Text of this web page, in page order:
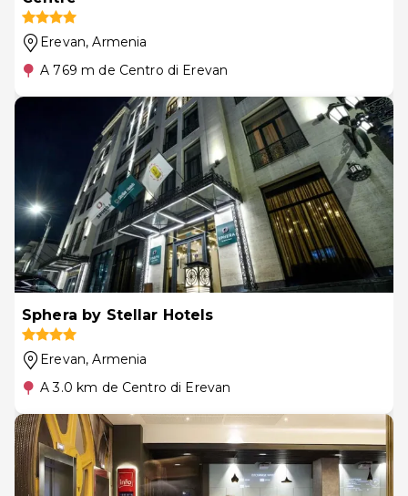
Erevan, Armenia
A 769 m de Centro di Erevan
Sphera by Stellar Hotels
Erevan, Armenia
A 3.0 km de Centro di Erevan